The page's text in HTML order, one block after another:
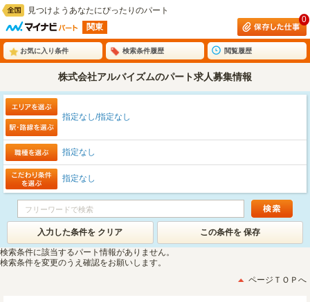
見つけようあなたにぴったりのパート
関東
0
お気に入り条件 検索条件履歴 閲覧履歴
株式会社アルバイズムのパート求人募集情報
指定なし/指定なし
指定なし
指定なし
入力した条件を クリア この条件を 保存
検索条件に該当するパート情報がありません。
検索条件を変更のうえ確認をお願いします。
ページＴＯＰへ